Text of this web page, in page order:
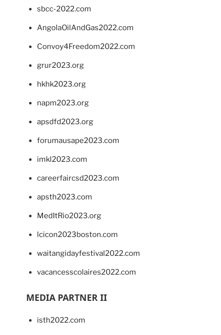
sbcc-2022.com
AngolaOilAndGas2022.com
Convoy4Freedom2022.com
grur2023.org
hkhk2023.org
napm2023.org
apsdfd2023.org
forumausape2023.com
imkl2023.com
careerfaircsd2023.com
apsth2023.com
MedItRio2023.org
lcicon2023boston.com
waitangidayfestival2022.com
vacancesscolaires2022.com
MEDIA PARTNER II
isth2022.com